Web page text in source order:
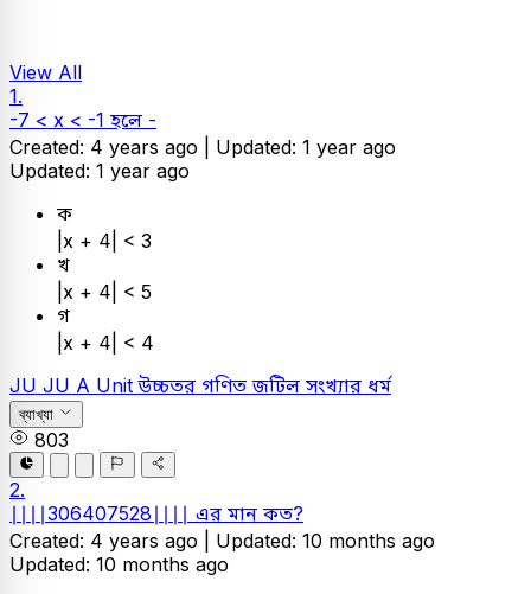
View All
1.
-7 < x < -1 হলে -
Created: 4 years ago | Updated: 1 year ago
Updated: 1 year ago
ক
|x + 4| < 3
খ
|x + 4| < 5
গ
|x + 4| < 4
JU JU A Unitউচ্চতর গণিতজটিল সংখ্যার ধর্ম
ব্যাখ্যা
803
2.
∣∣∣∣306407528∣∣∣∣ এর মান কত?
Created: 4 years ago | Updated: 10 months ago
Updated: 10 months ago